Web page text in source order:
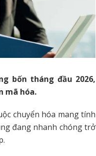
bốn tháng đầu 2026,
mã hóa.
chuyển hóa mang tính
đang nhanh chóng trở